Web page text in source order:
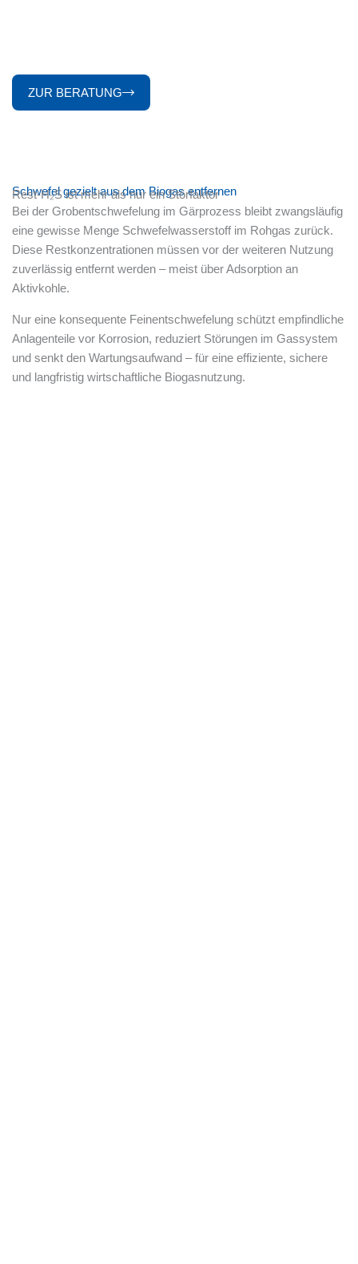
ZUR BERATUNG
Schwefel gezielt aus dem Biogas entfernen
Rest-H₂S ist mehr als nur ein Störfaktor
Bei der Grobentschwefelung im Gärprozess bleibt zwangsläufig
eine gewisse Menge Schwefelwasserstoff im Rohgas zurück.
Diese Restkonzentrationen müssen vor der weiteren Nutzung
zuverlässig entfernt werden – meist über Adsorption an
Aktivkohle.
Nur eine konsequente Feinentschwefelung schützt empfindliche
Anlagenteile vor Korrosion, reduziert Störungen im Gassystem
und senkt den Wartungsaufwand – für eine effiziente, sichere
und langfristig wirtschaftliche Biogasnutzung.